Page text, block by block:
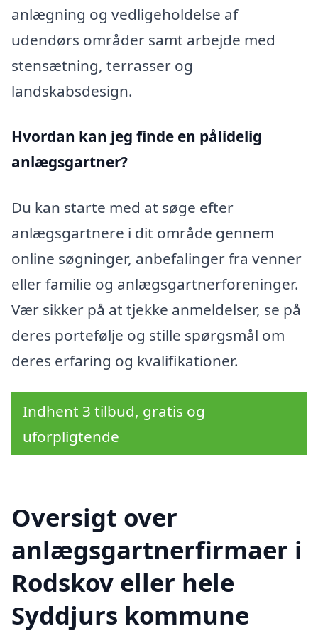
anlægning og vedligeholdelse af
udendørs områder samt arbejde med
stensætning, terrasser og
landskabsdesign.
Hvordan kan jeg finde en pålidelig
anlægsgartner?
Du kan starte med at søge efter
anlægsgartnere i dit område gennem
online søgninger, anbefalinger fra venner
eller familie og anlægsgartnerforeninger.
Vær sikker på at tjekke anmeldelser, se på
deres portefølje og stille spørgsmål om
deres erfaring og kvalifikationer.
Indhent 3 tilbud, gratis og
uforpligtende
Oversigt over
anlægsgartnerfirmaer i
Rodskov eller hele
Syddjurs kommune